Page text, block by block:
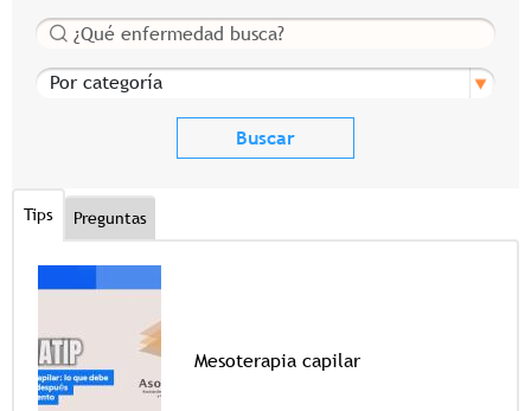
Buscar
Por categoría
Tips Preguntas
Mesoterapia capilar